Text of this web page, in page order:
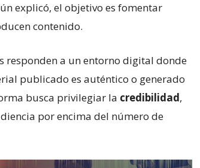
explicó, el objetivo es fomentar
contenido.
responden a un entorno digital donde
publicado es auténtico o generado
busca privilegiar la credibilidad,
por encima del número de